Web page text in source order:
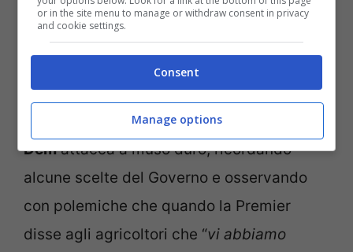
situazione è ancora tosta anzi complicata
secondo la Schlein e di difficile soluzione,
anche perché secondo la leader del Pd,
questo governo sta mentendo su tutto,
come sugli agricoltori. E lasegretaria dei
Demattacca a muso duro, ricordando
alcune scelte del Governo e osservando
con polemiche che quando la Premier
disse agli agricoltori che “vi abbiamo
or in the site menu to manage or withdraw consent in privacy
and cookie settings.
Consent
Manage options